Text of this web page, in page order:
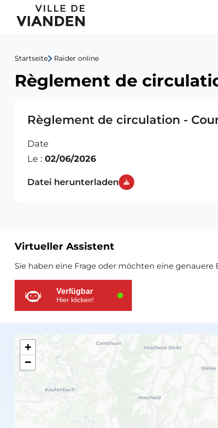
Règlement
de
circulation
Course
JNC
Hauptnavigationsmenü
Startseite Raider online
Règlement de
Règlement de circulation -
Date
Le : 02/06/2026
Datei herunterladen
Zusätzliche
Ressourcen
Virtueller Assistent
Sie haben eine Frage oder möchten eine
Verfügbar
Hier klicken!
+
−